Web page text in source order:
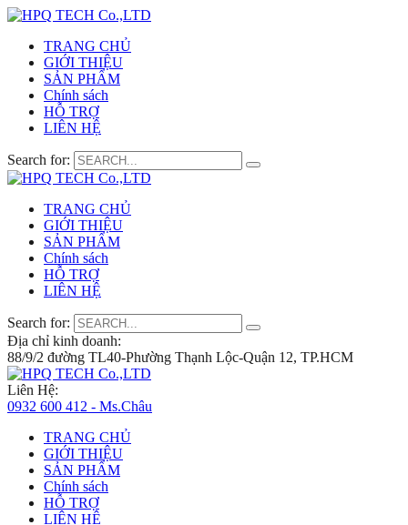
TRANG CHỦ
GIỚI THIỆU
SẢN PHẨM
Chính sách
HỖ TRỢ
LIÊN HỆ
Search for:
TRANG CHỦ
GIỚI THIỆU
SẢN PHẨM
Chính sách
HỖ TRỢ
LIÊN HỆ
Search for:
Địa chỉ kinh doanh:
88/9/2 đường TL40-Phường Thạnh Lộc-Quận 12, TP.HCM
Liên Hệ:
0932 600 412 - Ms.Châu
TRANG CHỦ
GIỚI THIỆU
SẢN PHẨM
Chính sách
HỖ TRỢ
LIÊN HỆ